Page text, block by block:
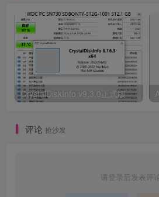
CrystalDiskInfo v9.3.0正式版
评论 抢沙发
请登录后发表评